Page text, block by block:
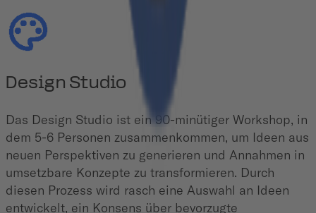
Design Studio
Das Design Studio ist ein 90-minütiger Workshop, in
dem 5-6 Personen zusammenkommen, um Ideen aus
neuen Perspektiven zu generieren und Annahmen in
umsetzbare Konzepte zu transformieren. Durch
diesen Prozess wird rasch eine Auswahl an Ideen
entwickelt, ein Konsens über bevorzugte